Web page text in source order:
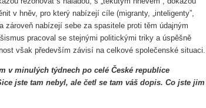
v hněv, pro který nabízejí cíle (migranty, „inteligenty”,
a zároveň nabízejí sebe za spasitele proti těm údajným
pracoval se stejnými politickými triky a úspěšně
však především závisí na celkové společenské situaci.
v minulých týdnech po celé České republice
jste tam nebyl, ale četl se tam váš dopis. Co jste jim